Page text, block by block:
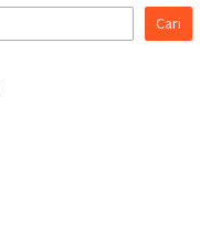
Cari